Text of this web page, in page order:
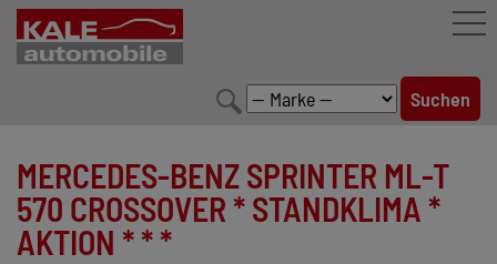
LEISTUNGEN
KONFIGURATOR
MERCEDES-BENZ SPRINTER ML-T
570 CROSSOVER * STANDKLIMA *
AKTION * * *